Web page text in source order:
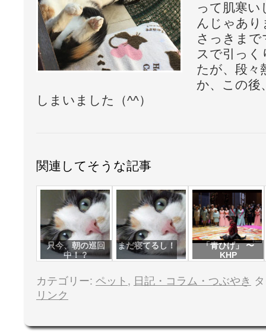
って肌寒い
んじゃあり
さっきまで
スで引っ
たが、段々
か、この後
しまいました（^^）
関連してそうな記事
只今、朝の巡回
中！？
まだ寝てるし！
「青ひげ」 〜
KHP
カテゴリー: ペット , 日記・コラム・つぶやき
リンク